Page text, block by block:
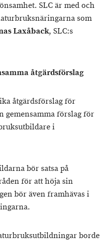
SLC är med och
som
Laxåback, SLC:s
åtgärdsförslag
åtgärdsförslag för
gemensamma förslag för
i
bör satsa på
för att höja sin
bör även framhävas i
borde